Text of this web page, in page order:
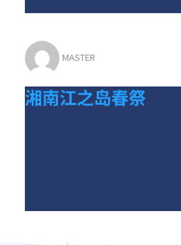
MASTER
湘南江之岛春祭